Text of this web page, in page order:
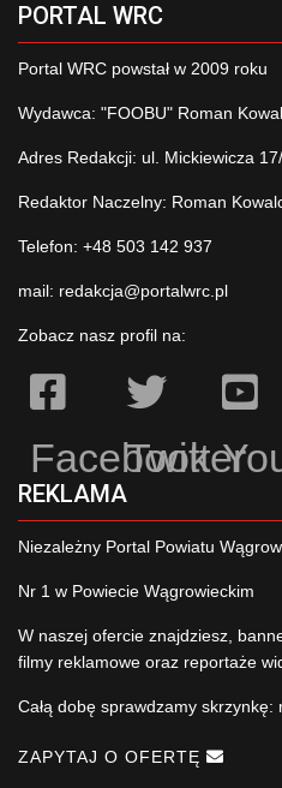
PORTAL WRC
Portal WRC powstał w 2009 roku
Wydawca: "FOOBU" Roman
Adres Redakcji: ul. Mickiewicza
Redaktor Naczelny: Roman
Telefon: +48 503 142 937
mail: redakcja@portalwrc.pl
Zobacz nasz profil na:
Facebook
Twitter
REKLAMA
Niezależny Portal Powiatu
Nr 1 w Powiecie Wągrowieckim
W naszej ofercie znajdziesz,
filmy reklamowe oraz reportaże
Całą dobę sprawdzamy skrzynkę:
ZAPYTAJ O OFERTĘ